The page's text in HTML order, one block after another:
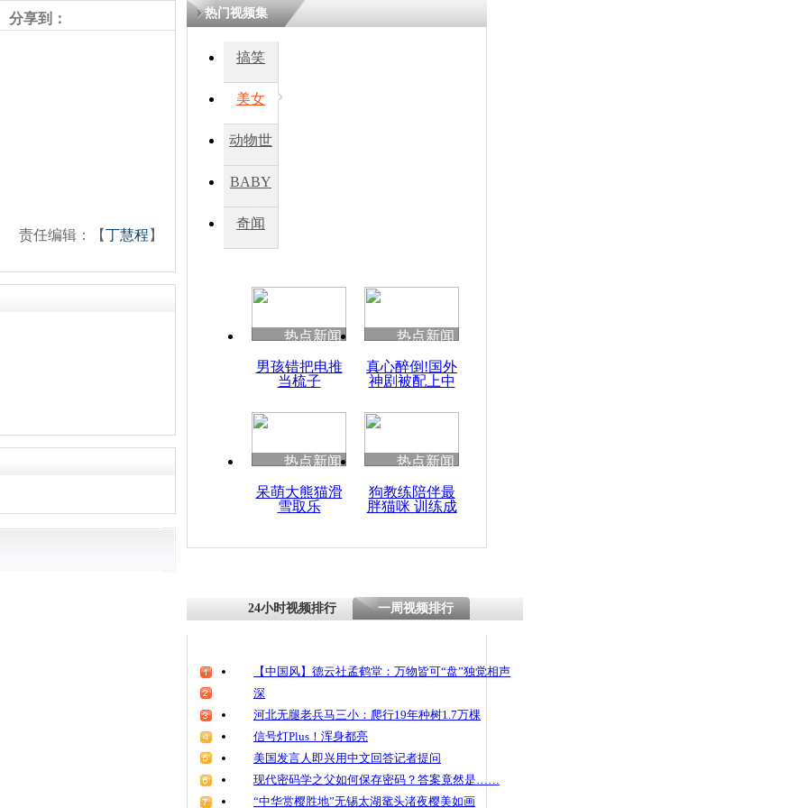
分享到：
责任编辑：【丁慧程 】
热门视频集
搞笑
美女
动物世
BABY
秀
奇闻
热点新闻
男孩错把电推
当梳子
热点新闻
真心醉倒!国外
神剧被配上中
热点新闻
呆萌大熊猫滑
雪取乐
热点新闻
狗教练陪伴最
胖猫咪 训练成
24小时视频排行 一周视频排行
【中国风】德云社孟鹤堂：万物皆可“盘”独觉相声
深
河北无腿老兵马三小：爬行19年种树1.7万棵
信号灯Plus！浑身都亮
美国发言人即兴用中文回答记者提问
现代密码学之父如何保存密码？答案竟然是……
“中华赏樱胜地”无锡太湖鼋头渚夜樱美如画